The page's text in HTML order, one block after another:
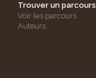
Trouver un parcours
Voir les parcours
Auteurs